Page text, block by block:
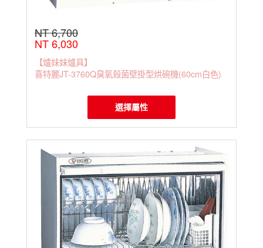
NT 6,700
NT 6,030
【爐妹妹爐具】
喜特麗JT-3760Q臭氧殺菌壁掛型烘碗機(60cm白色)
選擇屬性